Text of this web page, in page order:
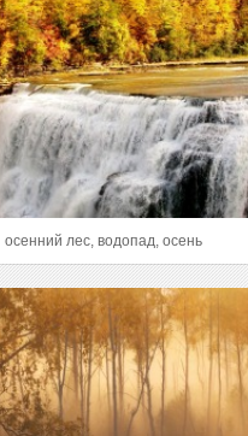
осенний лес, водопад, осень